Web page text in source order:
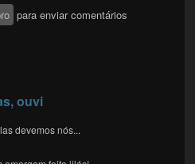
para enviar comentários
ouvi
devemos nós...